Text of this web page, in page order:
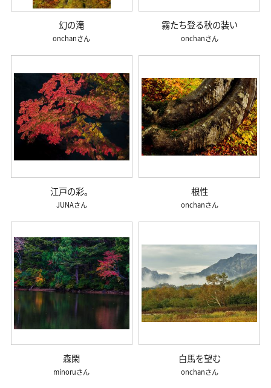
幻の滝
onchan
霧たち登る秋の装い
onchan
江戸の彩。
JUNA
根性
onchan
森閑
minoru
白馬を望む
onchan